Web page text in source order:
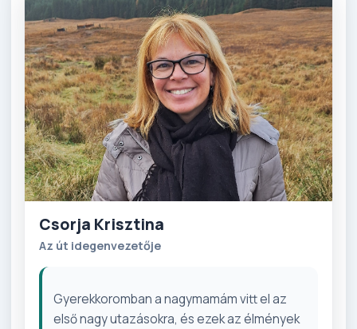
Csorja Krisztina
Az út idegenvezetője
Gyerekkoromban a nagymamám vitt el az
első nagy utazásokra, és ezek az élmények